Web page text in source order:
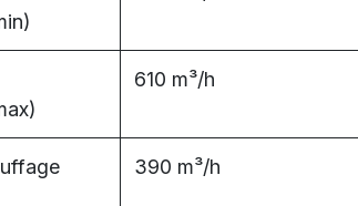
610 m³/h
390 m³/h